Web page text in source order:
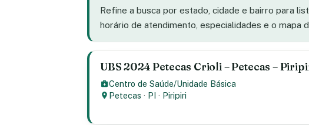
Refine a busca por estado, cidade e bairro para
horário de atendimento, especialidades e o mapa
UBS 2024 Petecas Crioli – Petecas –
Centro de Saúde/Unidade Básica
Petecas · PI · Piripiri